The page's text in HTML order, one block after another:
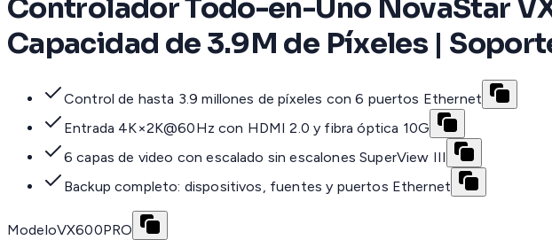
Controlador Todo-en-Uno NovaStar
Capacidad de 3.9M de Píxeles |
Control de hasta 3.9 millones de píxeles con 6 puertos Ethernet
Entrada 4K×2K@60Hz con HDMI 2.0 y fibra óptica 10G
6 capas de video con escalado sin escalones SuperView III
Backup completo: dispositivos, fuentes y puertos Ethernet
ModeloVX600PRO